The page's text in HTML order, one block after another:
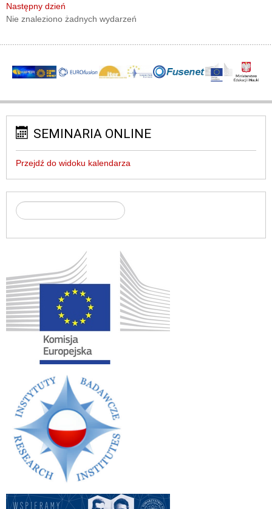
Następny dzień
Nie znaleziono żadnych wydarzeń
SEMINARIA ONLINE
Przejdź do widoku kalendarza